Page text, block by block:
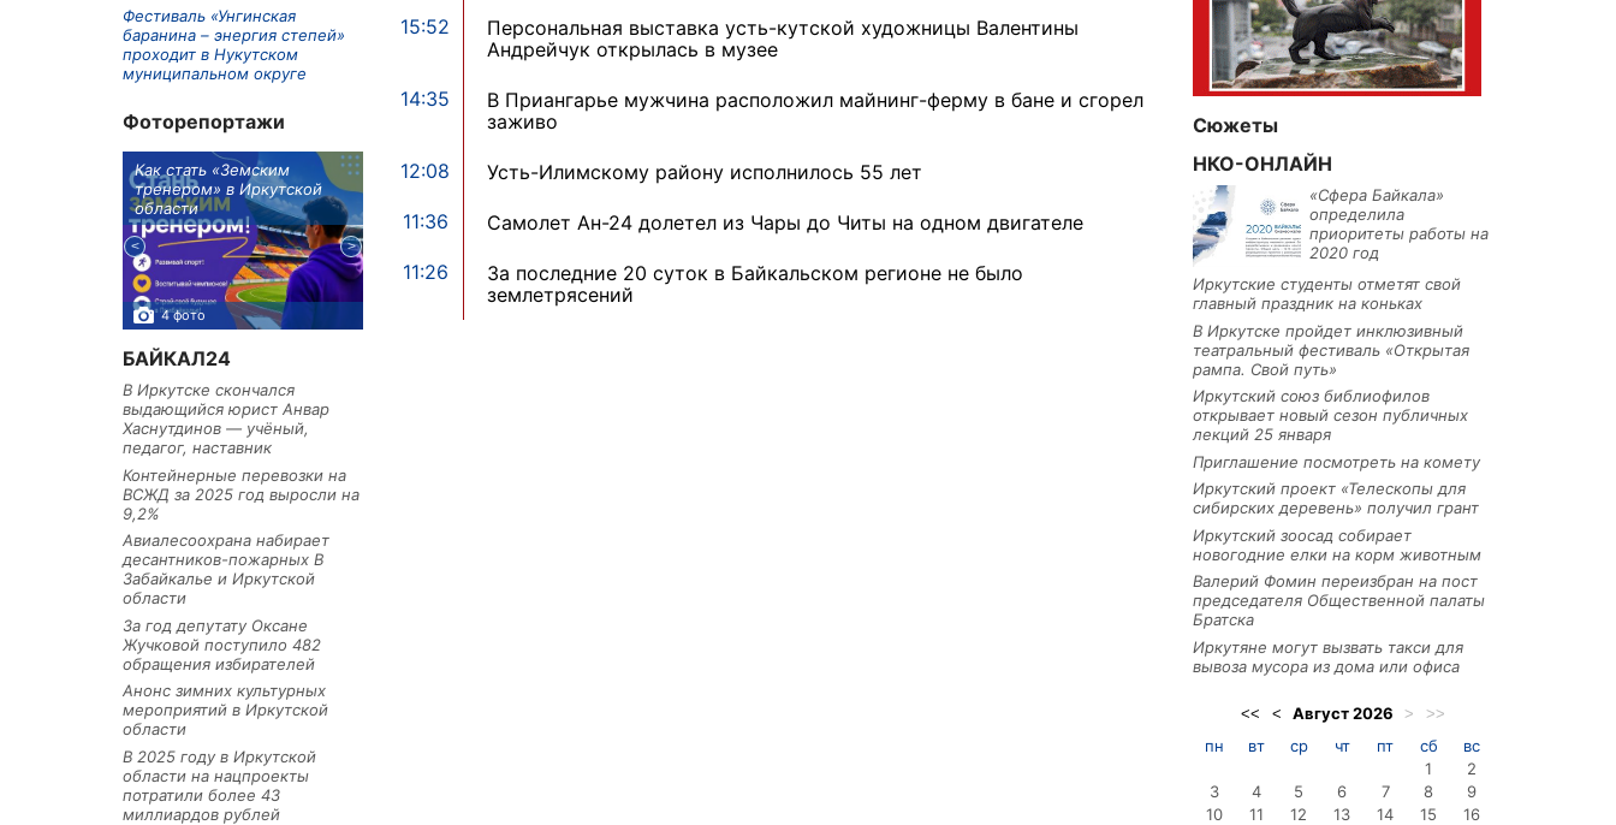
Фестиваль «Унгинская
баранина – энергия степей»
проходит в Нукутском
муниципальном округе
Фоторепортажи
Как стать «Земским
тренером» в Иркутской
области
4 фото
Три охотника за черемшой
Льготный заём в 9
миллионов рублей получит
предприятие из Иркутской
Как стать «Земским
БАЙКАЛ24
В Иркутске скончался
выдающийся юрист Анвар
Хаснутдинов — учёный,
педагог, наставник
Контейнерные перевозки на
ВСЖД за 2025 год выросли на
9,2%
Авиалесоохрана набирает
десантников-пожарных В
Забайкалье и Иркутской
области
За год депутату Оксане
Жучковой поступило 482
обращения избирателей
Анонс зимних культурных
мероприятий в Иркутской
области
В 2025 году в Иркутской
области на нацпроекты
потратили более 43
миллиардов рублей
15:52
Персональная выставка усть-кутской художницы Валентины
Андрейчук открылась в музее
14:35
В Приангарье мужчина расположил майнинг-ферму в бане и сгорел
заживо
12:08 Усть-Илимскому району исполнилось 55 лет
11:36 Самолет Ан-24 долетел из Чары до Читы на одном двигателе
11:26
За последние 20 суток в Байкальском регионе не было
землетрясений
Сюжеты
НКО-ОНЛАЙН
«Сфера Байкала»
определила
приоритеты работы на
2020 год
Иркутские студенты отметят свой
главный праздник на коньках
В Иркутске пройдет инклюзивный
театральный фестиваль «Открытая
рампа. Свой путь»
Иркутский союз библиофилов
открывает новый сезон публичных
лекций 25 января
Приглашение посмотреть на комету
Иркутский проект «Телескопы для
сибирских деревень» получил грант
Иркутский зоосад собирает
новогодние елки на корм животным
Валерий Фомин переизбран на пост
председателя Общественной палаты
Братска
Иркутяне могут вызвать такси для
вывоза мусора из дома или офиса
<< < Август2026 > >>
пн вт ср чт пт сб
вс
1
2
3
4 5 6 7 8
9
10
11 12 13 14 15
16